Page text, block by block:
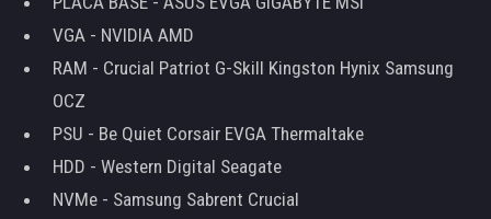
VGA - NVIDIA AMD
RAM - Crucial Patriot G-Skill Kingston Hynix Samsung
OCZ
PSU - Be Quiet Corsair EVGA Thermaltake
HDD - Western Digital Seagate
NVMe - Samsung Sabrent Crucial